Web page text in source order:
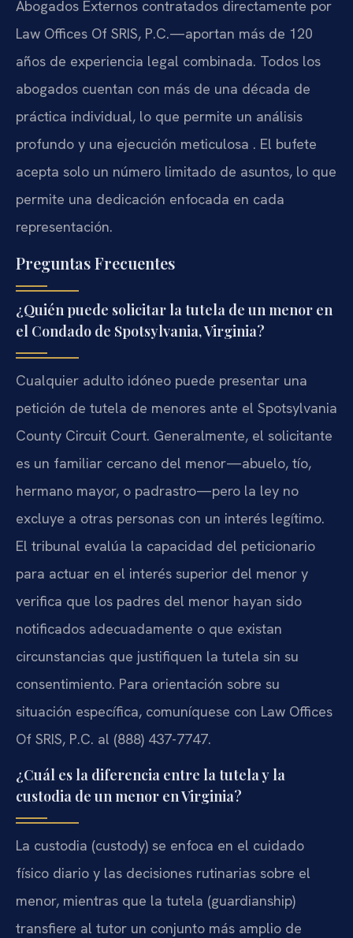
Abogados Externos contratados directamente por
Law Offices Of SRIS, P.C.—aportan más de 120
años de experiencia legal combinada. Todos los
abogados cuentan con más de una década de
práctica individual, lo que permite un análisis
profundo y una ejecución meticulosa . El bufete
acepta solo un número limitado de asuntos, lo que
permite una dedicación enfocada en cada
representación.
Preguntas Frecuentes
¿Quién puede solicitar la tutela de un menor en
el Condado de Spotsylvania, Virginia?
Cualquier adulto idóneo puede presentar una
petición de tutela de menores ante el Spotsylvania
County Circuit Court. Generalmente, el solicitante
es un familiar cercano del menor—abuelo, tío,
hermano mayor, o padrastro—pero la ley no
excluye a otras personas con un interés legítimo.
El tribunal evalúa la capacidad del peticionario
para actuar en el interés superior del menor y
verifica que los padres del menor hayan sido
notificados adecuadamente o que existan
circunstancias que justifiquen la tutela sin su
consentimiento. Para orientación sobre su
situación específica, comuníquese con Law Offices
Of SRIS, P.C. al (888) 437-7747.
¿Cuál es la diferencia entre la tutela y la
custodia de un menor en Virginia?
La custodia (custody) se enfoca en el cuidado
físico diario y las decisiones rutinarias sobre el
menor, mientras que la tutela (guardianship)
transfiere al tutor un conjunto más amplio de